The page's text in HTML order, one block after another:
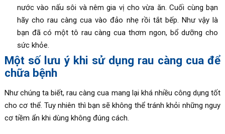
nước vào nấu sôi và nêm gia vị cho vừa ăn. Cuối cùng bạn
hãy cho rau càng cua vào đảo nhẹ rồi tắt bếp. Như vậy là
bạn đã có một tô rau càng cua thơm ngon, bổ dưỡng cho
sức khỏe.
Một số lưu ý khi sử dụng rau càng cua để
chữa bệnh
Như chúng ta biết, rau càng cua mang lại khá nhiều công dụng tốt
cho cơ thể. Tuy nhiên thì bạn sẽ không thể tránh khỏi những nguy
cơ tiềm ẩn khi dùng không đúng cách.